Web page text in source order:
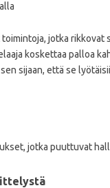
jotka rikkovat
koskettaa palloa
sijaan, että se
jotka puuttuvat